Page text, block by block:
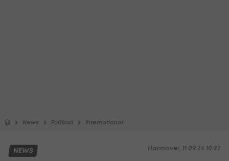
News Fußball International
Hannover, 11.09.24 10:22
NEWS